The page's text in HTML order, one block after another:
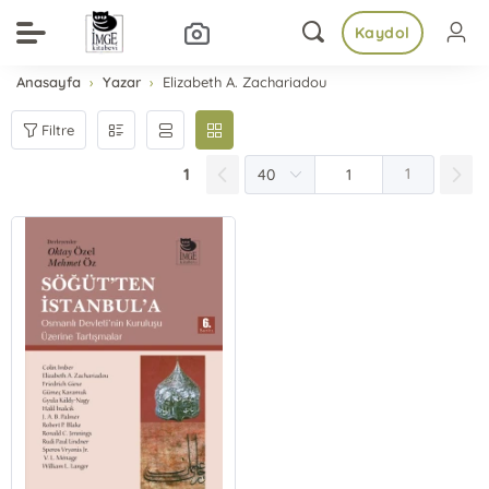
Kaydol
Anasayfa Yazar Elizabeth A. Zachariadou
Filtre
1 1